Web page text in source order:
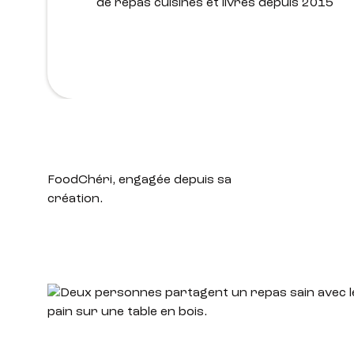
de repas cuisinés et livrés depuis 2015
FoodChéri, engagée depuis sa
création.